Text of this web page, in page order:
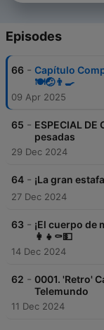
Episodes
66 - Capítulo
🍽️🤕👨‍🍳
09 Apr 2025
65 - ESPECIAL DE
pesadas
29 Dec 2024
64 - ¡La gran estafa!
27 Dec 2024
63 - ¡El cuerpo de
👩‍👧⚰️💵
14 Dec 2024
62 - 0001. 'Retro'
Telemundo
11 Dec 2024